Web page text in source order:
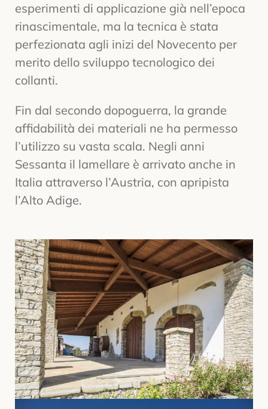
esperimenti di applicazione già nell’epoca
rinascimentale, ma la tecnica è stata
perfezionata agli inizi del Novecento per
merito dello sviluppo tecnologico dei
collanti.
Fin dal secondo dopoguerra, la grande
affidabilità dei materiali ne ha permesso
l’utilizzo su vasta scala. Negli anni
Sessanta il lamellare è arrivato anche in
Italia attraverso l’Austria, con apripista
l’Alto Adige.